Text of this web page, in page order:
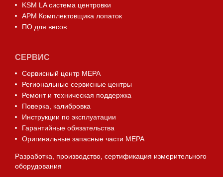
KSM LA система центровки
АРМ Комплектовщика лопаток
ПО для весов
СЕРВИС
Сервисный центр МЕРА
Региональные сервисные центры
Ремонт и техническая поддержка
Поверка, калибровка
Инструкции по эксплуатации
Гарантийные обязательства
Оригинальные запасные части МЕРА
Разработка, производство, сертификация измерительного
оборудования